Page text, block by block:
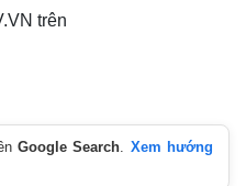
trên
Google Search. Xem hướng